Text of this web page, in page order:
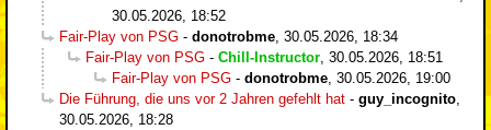
30.05.2026, 18:52
Fair-Play von PSG - donotrobme 30.05.2026, 18:34
Fair-Play von PSG - Chill-Instructor 30.05.2026, 18:51
Fair-Play von PSG - donotrobme 30.05.2026, 19:00
Die Führung, die uns vor 2 Jahren gefehlt hat - guy_incognito
30.05.2026, 18:28